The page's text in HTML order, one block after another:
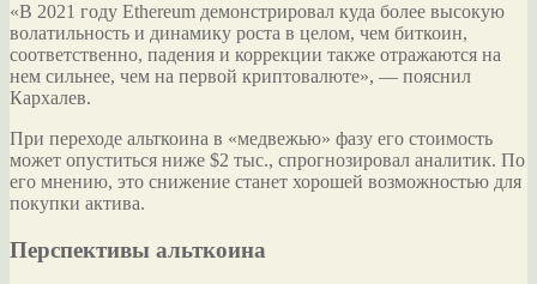
«В 2021 году Ethereum демонстрировал куда более высокую
волатильность и динамику роста в целом, чем биткоин,
соответственно, падения и коррекции также отражаются на
нем сильнее, чем на первой криптовалюте», — пояснил
Кархалев.
При переходе альткоина в «медвежью» фазу его стоимость
может опуститься ниже $2 тыс., спрогнозировал аналитик. По
его мнению, это снижение станет хорошей возможностью для
покупки актива.
Перспективы альткоина